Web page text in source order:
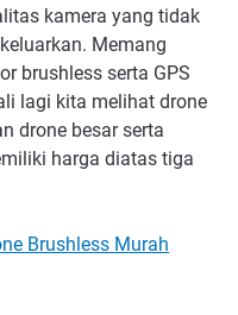
kamera yang tidak
Memang
brushless serta GPS
lagi kita melihat drone
drone besar serta
harga diatas tiga
Brushless Murah